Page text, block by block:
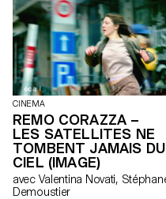
CINEMA
REMO CORAZZA –
LES SATELLITES NE
TOMBENT JAMAIS DU
CIEL (IMAGE)
avec Valentina Novati, Stéphane
Demoustier